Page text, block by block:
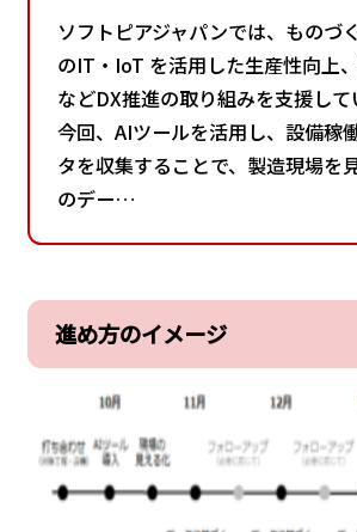
ソフトピアジャパンでは、ものづ
のIT・IoT を活用した生産性向上
などDX推進の取り組みを支援して
今回、AIツールを活用し、設備稼
タを収集することで、製造現場を
のデー…
進め方のイメージ